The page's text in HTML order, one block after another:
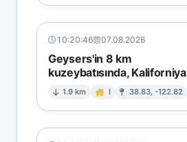
10:20:46 07.08.2026
Geysers'in 8 km
kuzeybatısında, Kaliforniya
1.9 km I 38.83, -122.82